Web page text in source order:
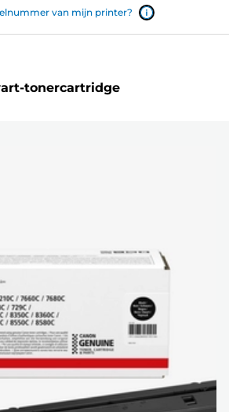
van mijn printer?
tonercartridge